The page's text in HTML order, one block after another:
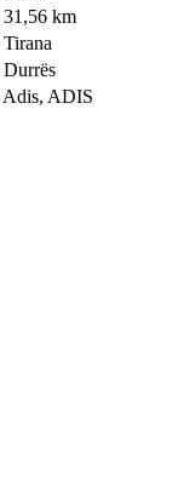
31,56 km
Tirana
Durrës
Adis, ADIS